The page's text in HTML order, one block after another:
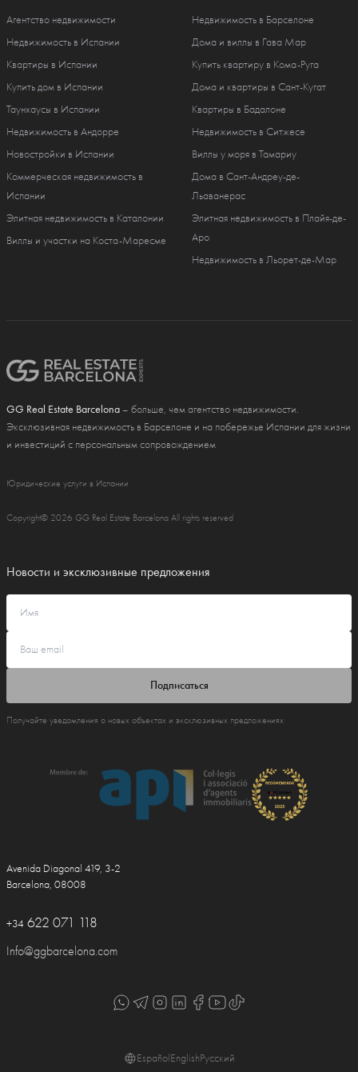
Агентство недвижимости
Недвижимость в Испании
Квартиры в Испании
Купить дом в Испании
Таунхаусы в Испании
Недвижимость в Андорре
Новостройки в Испании
Коммерческая недвижимость в
Испании
Элитная недвижимость в Каталонии
Виллы и участки на Коста-Маресме
Недвижимость в Барселоне
Дома и виллы в Гава Мар
Купить квартиру в Кома-Руга
Дома и квартиры в Сант-Кугат
Квартиры в Бадалоне
Недвижимость в Ситжесе
Виллы у моря в Тамариу
Дома в Сант-Андреу-де-
Льаванерас
Элитная недвижимость в Плайя-де-
Аро
Недвижимость в Льорет-де-Мар
GG Real Estate Barcelona – больше, чем агентство недвижимости.
Эксклюзивная недвижимость в Барселоне и на побережье Испании для жизни
и инвестиций с персональным сопровождением
Юридические услуги в Испании
Copyright© 2026 GG Real Estate Barcelona All rights reserved
Новости и эксклюзивные предложения
Подписаться
Получайте уведомления о новых объектах и эксклюзивных предложениях
Avenida Diagonal 419, 3-2
Barcelona, 08008
+34 622 071 118
Info@ggbarcelona.com
EspañolEnglishРусский